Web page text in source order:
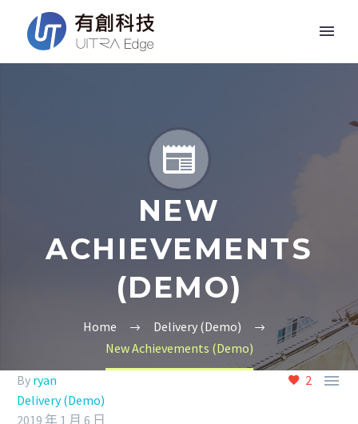


NEW
ACHIEVEMENTS
(DEMO)
Home
Delivery (Demo)
New Achievements (Demo)
2

By ryan
Delivery (Demo)
2019 年 1 月 6 日